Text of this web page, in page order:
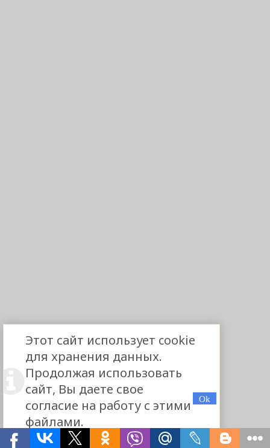
Этот сайт использует cookie
для хранения данных.
Продолжая использовать
сайт, Вы даете свое
согласие на работу с этими
файлами.